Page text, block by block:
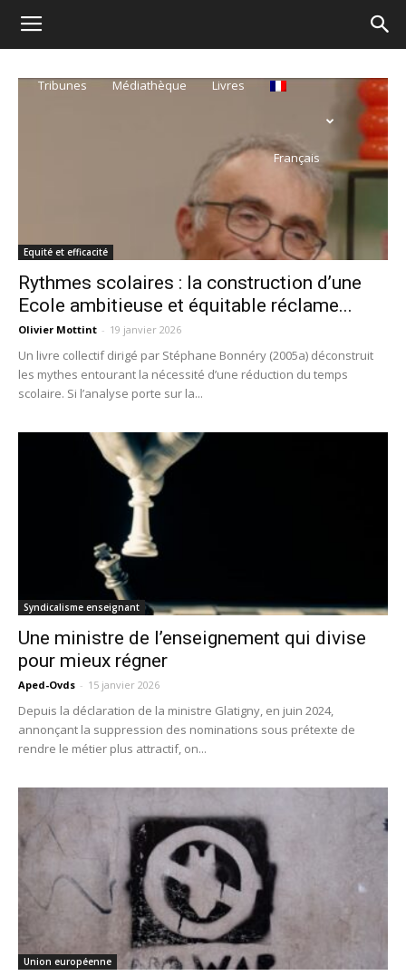
Ecole
Democratische
school
Tribunes Médiathèque Livres
Français
Equité et efficacité
Rythmes scolaires : la construction d’une
Ecole ambitieuse et équitable réclame...
Olivier Mottint - 19 janvier 2026
Un livre collectif dirigé par Stéphane Bonnéry (2005a) déconstruit
les mythes entourant la nécessité d’une réduction du temps
scolaire. Si l’analyse porte sur la...
Syndicalisme enseignant
Une ministre de l’enseignement qui divise
pour mieux régner
Aped-Ovds - 15 janvier 2026
Depuis la déclaration de la ministre Glatigny, en juin 2024,
annonçant la suppression des nominations sous prétexte de
rendre le métier plus attractif, on...
Union européenne